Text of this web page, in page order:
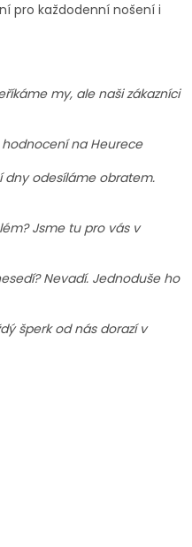
pro každodenní nošení i
my, ale naši zákazníci
hodnocení na Heurece
odesíláme obratem.
Jsme tu pro vás v
Nevadí. Jednoduše ho
šperk od nás dorazí v